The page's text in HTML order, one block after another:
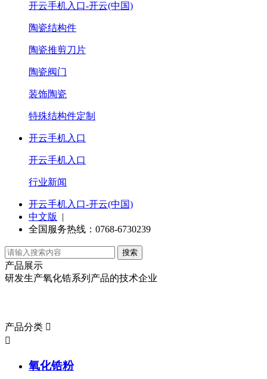
开云手机入口-开云(中国)
陶瓷结构件
陶瓷推剪刀片
陶瓷阀门
装饰陶瓷
特殊结构件定制
开云手机入口
开云手机入口
行业新闻
开云手机入口-开云(中国)
中文版
|
全国服务热线：0768-6730239
产品展示
研发生产氧化锆系列产品的技术企业
产品分类 

氧化锆粉